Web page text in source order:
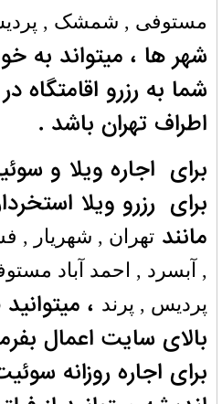
مستوفی , شمشک ,
شهر ها ، میتواند به
شما به رزرو اقامتگاه
اطراف تهران باشد .
برای اجاره ویلا و
برای رزرو ویلا
مانند تهران , شهریار ,
, آبسرد , احمد آباد
پردیس , پرند ،
بالای سایت اعمال
برای اجاره روزانه